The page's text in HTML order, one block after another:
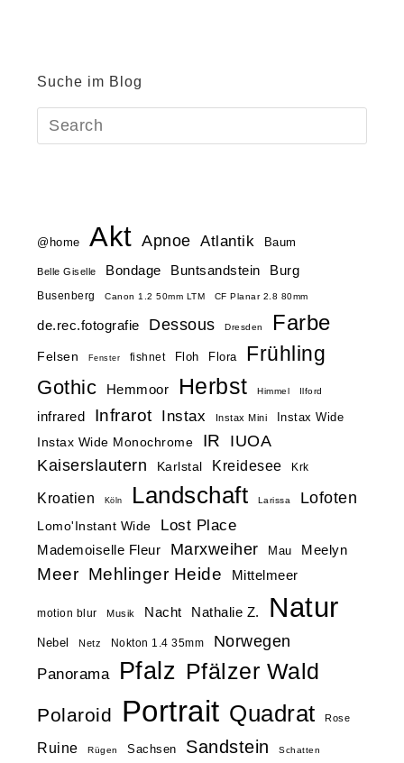
Suche im Blog
@home Akt Apnoe Atlantik Baum
Belle Giselle Bondage Buntsandstein Burg
Busenberg Canon 1.2 50mm LTM CF Planar 2.8 80mm
de.rec.fotografie Dessous Dresden Farbe
Felsen Fenster fishnet Floh Flora Frühling
Gothic Hemmoor Herbst Himmel Ilford
infrared Infrarot Instax Instax Mini
Instax Wide
Instax Wide Monochrome
IR
IUOA
Kaiserslautern
Karlstal Kreidesee Krk
Kroatien Köln Landschaft Larissa Lofoten
Lomo'Instant Wide Lost Place
Mademoiselle Fleur Marxweiher Mau Meelyn
Meer Mehlinger Heide Mittelmeer
motion blur Musik Nacht Nathalie Z. Natur
Nebel Netz Nokton 1.4 35mm Norwegen
Panorama Pfalz Pfälzer Wald
Polaroid Portrait Quadrat Rose
Ruine Rügen Sachsen Sandstein Schatten